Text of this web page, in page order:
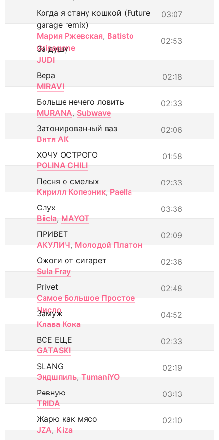
03:07
Когда я стану кошкой (Future
garage remix)
Мария Ржевская, Batisto
Grisagone
02:53
За душу
JUDI
02:18
Вера
MIRAVI
02:33
Больше нечего ловить
MURANA, Subwave
02:06
Затонированный ваз
Витя АК
01:58
ХОЧУ ОСТРОГО
POLINA CHILI
02:33
Песня о смелых
Кирилл Коперник, Paella
03:36
Слух
Biicla, MAYOT
02:09
ПРИВЕТ
АКУЛИЧ, Молодой Платон
02:36
Ожоги от сигарет
Sula Fray
02:48
Privet
Самое Большое Простое
Число
04:52
Замуж
Клава Кока
02:33
ВСЕ ЕЩЕ
GATASKI
02:19
SLANG
Эндшпиль, TumaniYO
03:13
Ревную
TRIDA
02:10
Жарю как мясо
JZA, Kiza